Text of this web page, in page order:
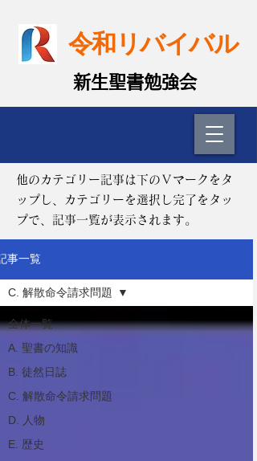
令和リバイバル
​新生聖書勉強会
他のカテゴリー記事は下のＶマークをタ
ップし、カテゴリーを選択し完了をタッ
プで、記事一覧が表示されます。
事一覧
全体一覧
A. 聖書の知識
B. 徒然日誌
C. 解散命令請求問題
D. 人物
E. 歴史
C. 解散命令請求問題